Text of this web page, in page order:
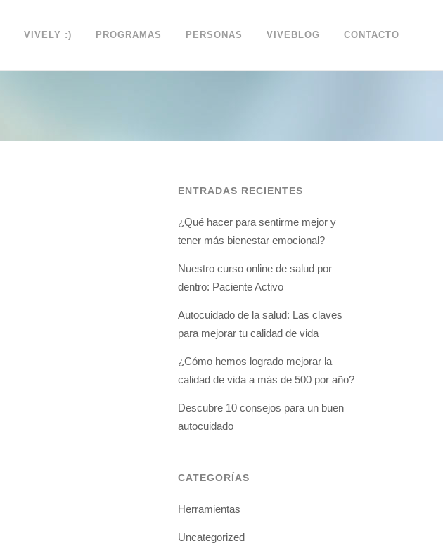
VIVELY :) PROGRAMAS PERSONAS VIVEBLOG CONTACTO
ENTRADAS RECIENTES
¿Qué hacer para sentirme mejor y
tener más bienestar emocional?
Nuestro curso online de salud por
dentro: Paciente Activo
Autocuidado de la salud: Las claves
para mejorar tu calidad de vida
¿Cómo hemos logrado mejorar la
calidad de vida a más de 500 por año?
Descubre 10 consejos para un buen
autocuidado
CATEGORÍAS
Herramientas
Uncategorized